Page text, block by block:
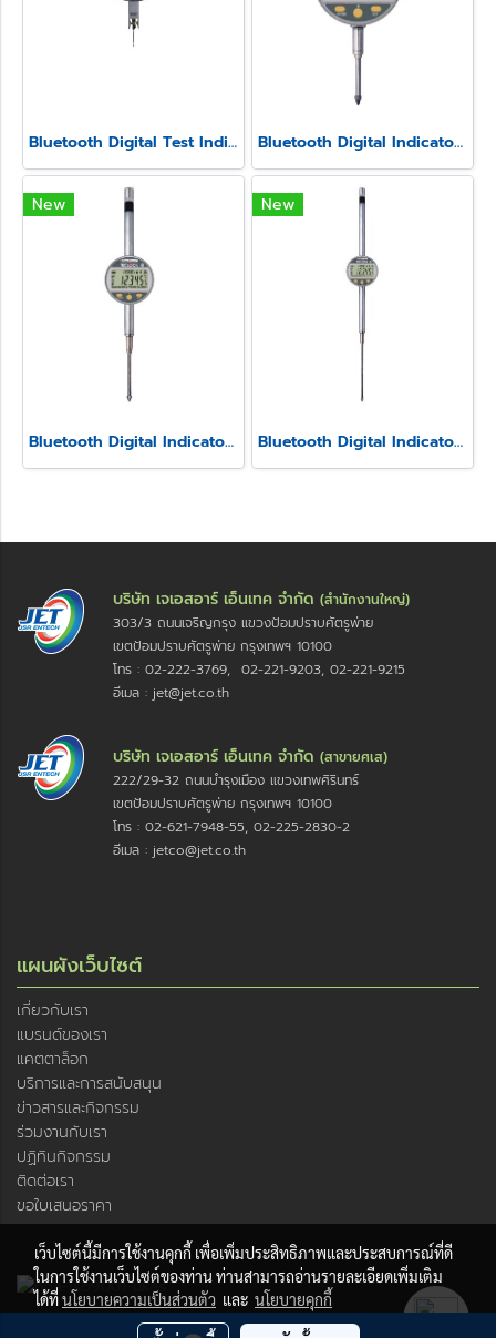
Bluetooth Digital Test Indicator Model SSL-250 Bluetooth Digital Indicator Model SSI-560
New
Bluetooth Digital Indicator Model SSI-570
New
Bluetooth Digital Indicator Model SSI-580
บริษัท เจเอสอาร์ เอ็นเทค จำกัด (สำนักงานใหญ่)
303/3 ถนนเจริญกรุง แขวงป้อมปราบศัตรูพ่าย
เขตป้อมปราบศัตรูพ่าย กรุงเทพฯ 10100
โทร : 02-222-3769, 02-221-9203, 02-221-9215
อีเมล : jet@jet.co.th
บริษัท เจเอสอาร์ เอ็นเทค จำกัด (สาขายศเส)
222/29-32 ถนนบำรุงเมือง แขวงเทพศิรินทร์
เขตป้อมปราบศัตรูพ่าย กรุงเทพฯ 10100
โทร : 02-621-7948-55, 02-225-2830-2
อีเมล : jetco@jet.co.th
แผนผังเว็บไซต์
เกี่ยวกับเรา
แบรนด์ของเรา
แคตตาล็อก
บริการและการสนับสนุน
ข่าวสารและกิจกรรม
ร่วมงานกับเรา
ปฏิทินกิจกรรม
ติดต่อเรา
ขอใบเสนอราคา
© Copyright JSR ENTECH Company limited, 2019. All rights
เว็บไซต์นี้มีการใช้งานคุกกี้ เพื่อเพิ่มประสิทธิภาพและประสบการณ์ที่ดี
ในการใช้งานเว็บไซต์ของท่าน ท่านสามารถอ่านรายละเอียดเพิ่มเติม
ได้ที่นโยบายความเป็นส่วนตัว และ นโยบายคุกกี้